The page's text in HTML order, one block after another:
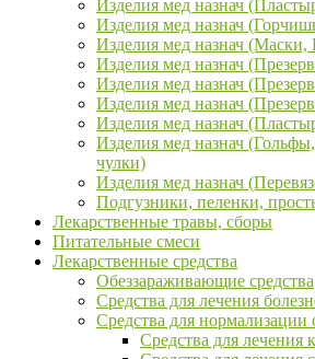
Изделия мед назнач
Изделия мед назнач
Изделия мед назнач (Маски,
Изделия мед назнач
Изделия мед назнач
Изделия мед назнач
Изделия мед назнач
Изделия мед назнач
чулки)
Изделия мед назнач
Подгузники, пеленки,
Лекарственные травы, сборы
Питательные смеси
Лекарственные средства
Обеззараживающие средства
Средства для лечения
Средства для нормализации
Средства для лечения